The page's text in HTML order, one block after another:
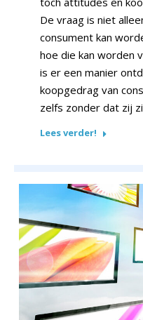
De vraag is niet
consument kan
hoe die kan worden
is er een manier
koopgedrag van
zelfs zonder dat zij
Lees verder!